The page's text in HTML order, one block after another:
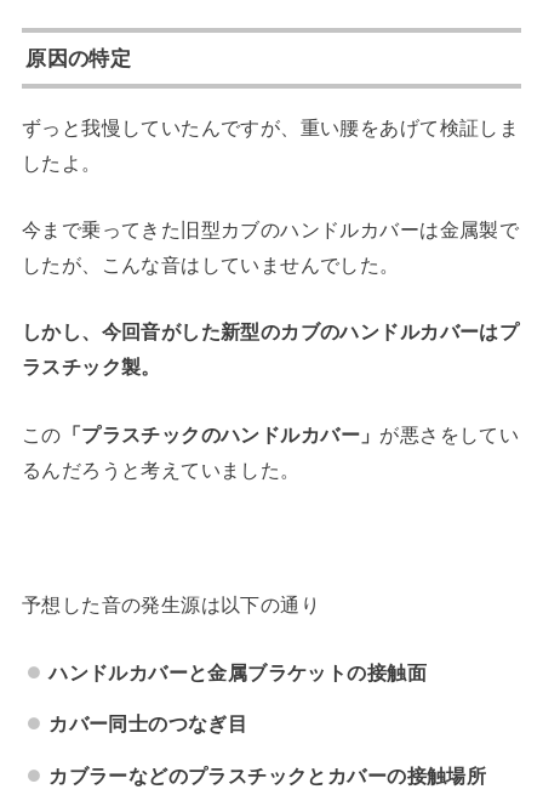
原因の特定
ずっと我慢していたんですが、重い腰をあげて検証しま
したよ。
今まで乗ってきた旧型カブのハンドルカバーは金属製で
したが、こんな音はしていませんでした。
しかし、今回音がした新型のカブのハンドルカバーはプ
ラスチック製。
この 「プラスチックのハンドルカバー」 が悪さをしてい
るんだろうと考えていました。
予想した音の発生源は以下の通り
ハンドルカバーと金属ブラケットの接触面
カバー同士のつなぎ目
カブラーなどのプラスチックとカバーの接触場所